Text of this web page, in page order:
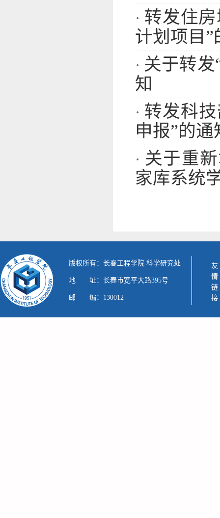
· 转发住
计划项目”
· 关于转
知
· 转发科
申报”的通
· 关于重
家库系统
版权所有：长春工程学院 科学研究处
地 址：长春市宽平大路395号
邮 编：130012 友情链接